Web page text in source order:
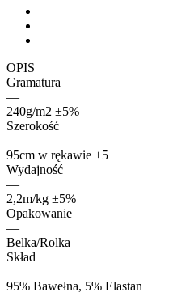
OPIS
Gramatura
—
240g/m2 ±5%
Szerokość
—
95cm w rękawie ±5
Wydajność
—
2,2m/kg ±5%
Opakowanie
—
Belka/Rolka
Skład
—
95% Bawełna, 5% Elastan